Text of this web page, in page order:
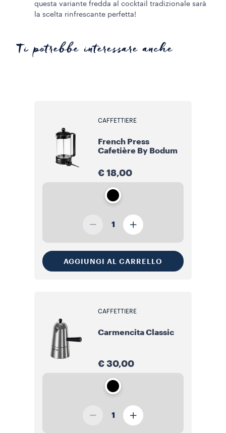
questa variante fredda al cocktail tradizionale sarà
la scelta rinfrescante perfetta!
Ti potrebbe interessare anche
CAFFETTIERE
French Press
Cafetière By Bodum
€ 18,00
1
AGGIUNGI AL CARRELLO
CAFFETTIERE
Carmencita Classic
€ 30,00
1